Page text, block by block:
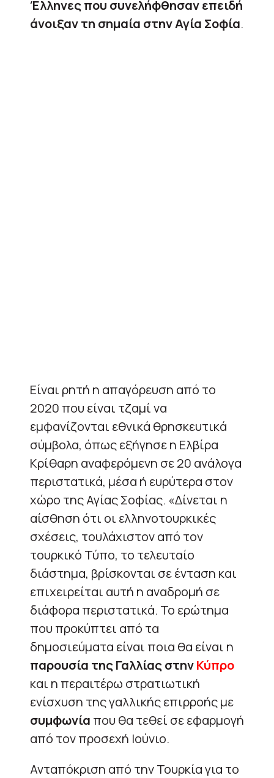
Έλληνες που συνελήφθησαν επειδή
άνοιξαν τη σημαία στην Αγία Σοφία.
Eίναι ρητή η απαγόρευση από το
2020 που είναι τζαμί να
εμφανίζονται εθνικά θρησκευτικά
σύμβολα, όπως εξήγησε η Ελβίρα
Κρίθαρη αναφερόμενη σε 20 ανάλογα
περιστατικά, μέσα ή ευρύτερα στον
χώρο της Αγίας Σοφίας. «Δίνεται η
αίσθηση ότι οι ελληνοτουρκικές
σχέσεις, τουλάχιστον από τον
τουρκικό Τύπο, το τελευταίο
διάστημα, βρίσκονται σε ένταση και
επιχειρείται αυτή η αναδρομή σε
διάφορα περιστατικά. Το ερώτημα
που προκύπτει από τα
δημοσιεύματα είναι ποια θα είναι η
παρουσία της Γαλλίας στηνΚύπρο
και η περαιτέρω στρατιωτική
ενίσχυση της γαλλικής επιρροής με
συμφωνία που θα τεθεί σε εφαρμογή
από τον προσεχή Ιούνιο.
Ανταπόκριση από την Τουρκία για το